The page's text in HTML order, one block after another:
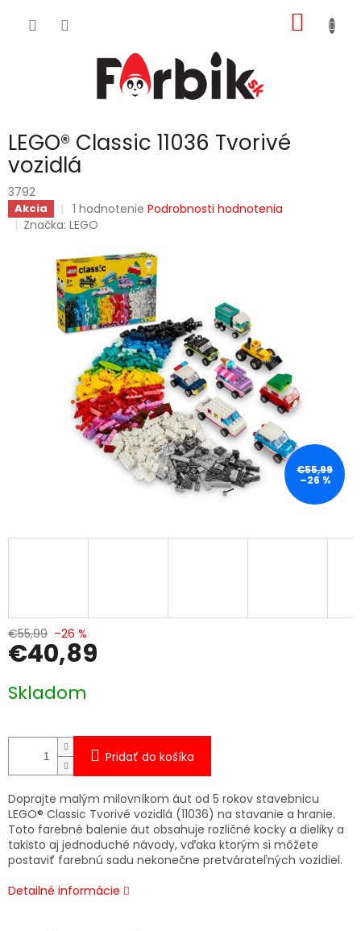
KOŠÍK
LEGO® Classic 11036 Tvorivé
vozidlá
3792
Akcia
Priemerné
hodnotenie
je
5,0
z
5
hviezdičiek.
1 hodnotenie Podrobnosti hodnotenia
Značka:LEGO
€55,99
–26 %
€55,99 –26 %
€40,89
cena:
Skladom
Pridať do košíka
Doprajte malým milovníkom áut od 5 rokov stavebnicu
LEGO® Classic Tvorivé vozidlá (11036) na stavanie a hranie.
Toto farebné balenie áut obsahuje rozličné kocky a dieliky a
takisto aj jednoduché návody, vďaka ktorým si môžete
postaviť farebnú sadu nekonečne pretvárateľných vozidiel.
Detailné informácie